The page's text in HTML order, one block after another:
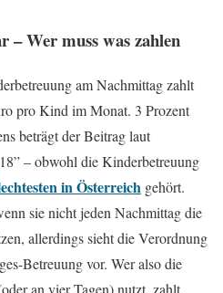
– Wer muss was zahlen
am Nachmittag zahlt
pro Kind im Monat. 3 Prozent
beträgt der Beitrag laut
– obwohl die Kinderbetreuung
in Österreich gehört.
sie nicht jeden Nachmittag die
allerdings sieht die Verordnung
Betreuung vor. Wer also die
an vier Tagen) nutzt, zahlt